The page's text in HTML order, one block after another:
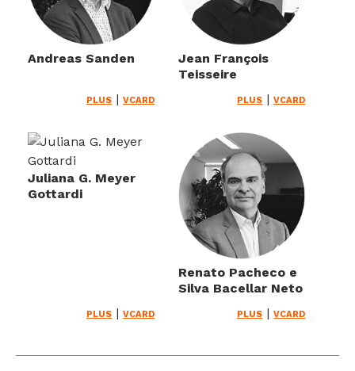
Andreas Sanden
PLUS | VCARD
Jean François
Teisseire
PLUS | VCARD
Juliana G. Meyer
Gottardi
PLUS | VCARD
Renato Pacheco e
Silva Bacellar Neto
PLUS | VCARD